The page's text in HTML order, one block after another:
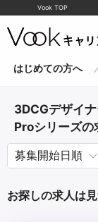
Vook TOP
はじめての方へ
3DCGデザイ
Proシリーズの
お探しの求人は